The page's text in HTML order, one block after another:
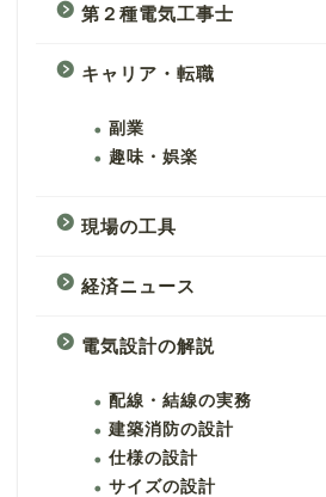
第２種電気工事士
キャリア・転職
副業
趣味・娯楽
現場の工具
経済ニュース
電気設計の解説
配線・結線の実務
建築消防の設計
仕様の設計
サイズの設計